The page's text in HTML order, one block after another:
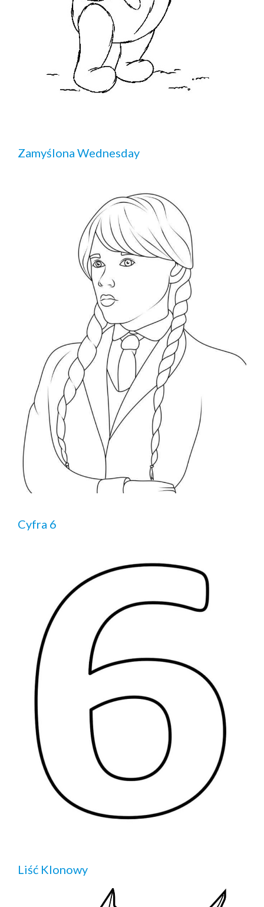
Zamyślona Wednesday
Cyfra 6
Liść Klonowy